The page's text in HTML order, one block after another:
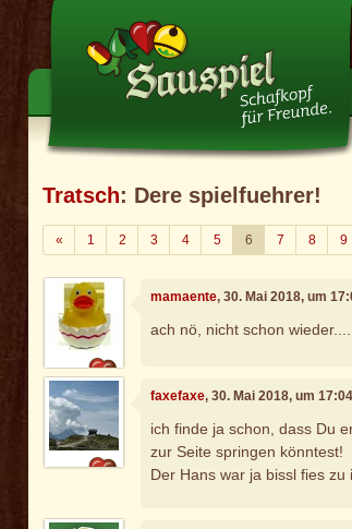
Tratsch: Dere spielfuehrer!
«Zurück
1 2 3 4 5 6 7 8 9
mamaente, 30. Mai 2018, um
ach nö, nicht schon wieder.....
faxefaxe, 30. Mai 2018, um 17:04
ich finde ja schon, dass Du
zur Seite springen könntest!
Der Hans war ja bissl fies zu